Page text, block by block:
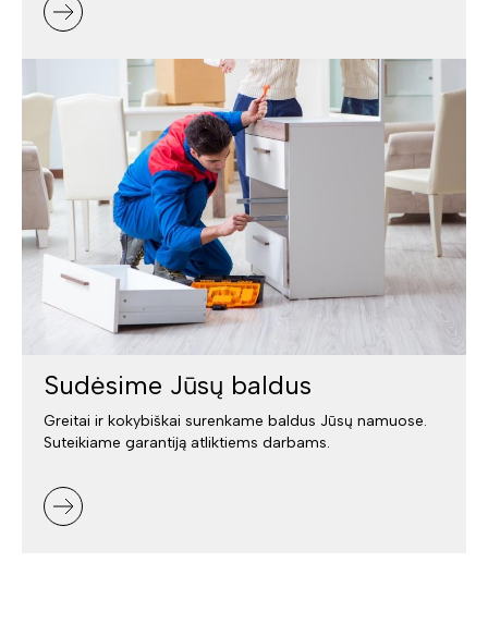
Sudėsime Jūsų baldus
Greitai ir kokybiškai surenkame baldus Jūsų namuose.
Suteikiame garantiją atliktiems darbams.